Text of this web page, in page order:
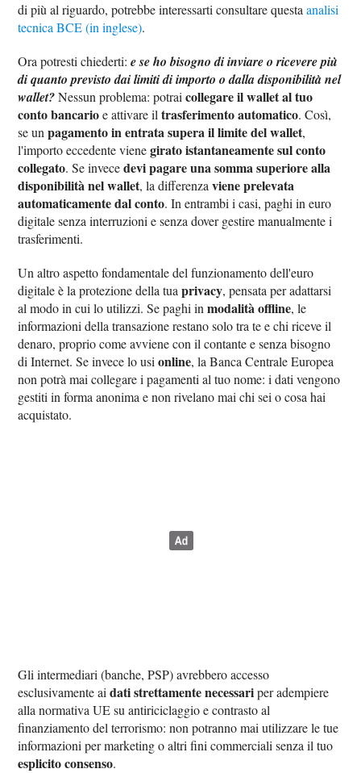
di più al riguardo, potrebbe interessarti consultare questaanalisi
tecnica BCE (in inglese).
Ora potresti chiederti:e se ho bisogno di inviare o ricevere più
di quanto previsto dai limiti di importo o dalla disponibilità nel
wallet?Nessun problema: potraicollegare il wallet al tuo
conto bancarioe attivare iltrasferimento automatico. Così,
se unpagamento in entrata supera il limite del wallet,
l'importo eccedente vienegirato istantaneamente sul conto
collegato. Se invecedevi pagare una somma superiore alla
disponibilità nel wallet, la differenzaviene prelevata
automaticamente dal conto. In entrambi i casi, paghi in euro
digitale senza interruzioni e senza dover gestire manualmente i
trasferimenti.
Un altro aspetto fondamentale del funzionamento dell'euro
digitale è la protezione della tuaprivacy, pensata per adattarsi
al modo in cui lo utilizzi. Se paghi inmodalità offline, le
informazioni della transazione restano solo tra te e chi riceve il
denaro, proprio come avviene con il contante e senza bisogno
di Internet. Se invece lo usionline, la Banca Centrale Europea
non potrà mai collegare i pagamenti al tuo nome: i dati vengono
gestiti in forma anonima e non rivelano mai chi sei o cosa hai
acquistato.
Gli intermediari (banche, PSP) avrebbero accesso
esclusivamente aidati strettamente necessariper adempiere
alla normativa UE su antiriciclaggio e contrasto al
finanziamento del terrorismo: non potranno mai utilizzare le tue
informazioni per marketing o altri fini commerciali senza il tuo
esplicito consenso.